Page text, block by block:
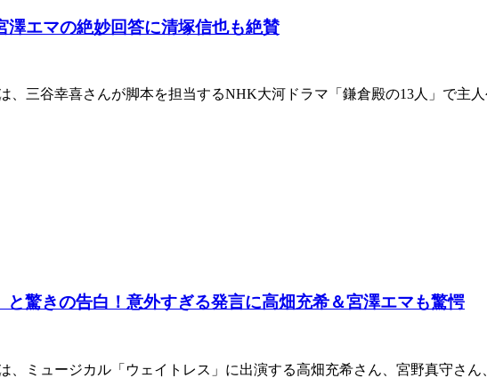
澤エマの絶妙回答に清塚信也も絶賛
、三谷幸喜さんが脚本を担当するNHK大河ドラマ「鎌倉殿の13人」で主
驚きの告白！意外すぎる発言に高畑充希＆宮澤エマも驚愕
、ミュージカル「ウェイトレス」に出演する高畑充希さん、宮野真守さ